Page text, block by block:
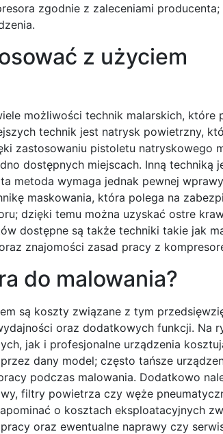
zgodnie z zaleceniami
z użyciem
możliwości technik malarskich, które
technik jest natrysk powietrzny,
zastosowaniu pistoletu natryskowego
dostępnych miejscach. Inną techniką
metoda wymaga jednak pewnej
maskowania, która polega na
dzięki temu można uzyskać ostre
dostępne są także techniki takie jak
znajomości zasad pracy z
do malowania?
są koszty związane z tym
oraz dodatkowych funkcji. Na
jak i profesjonalne urządzenia
dany model; często tańsze
podczas malowania. Dodatkowo
filtry powietrza czy węże
o kosztach eksploatacyjnych
oraz ewentualne naprawy czy